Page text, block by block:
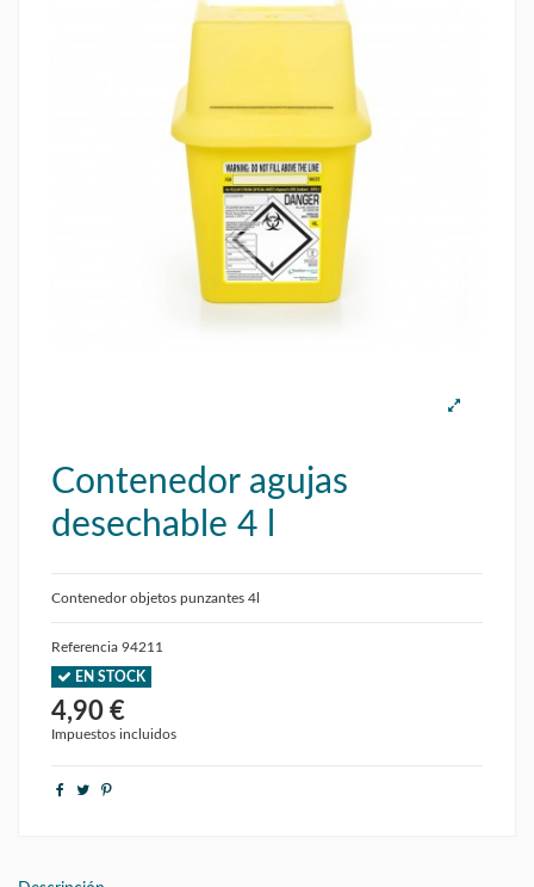
Contenedor agujas
desechable 4 l
Contenedor objetos punzantes 4l
Referencia 94211
EN STOCK
4,90 €
Impuestos incluidos